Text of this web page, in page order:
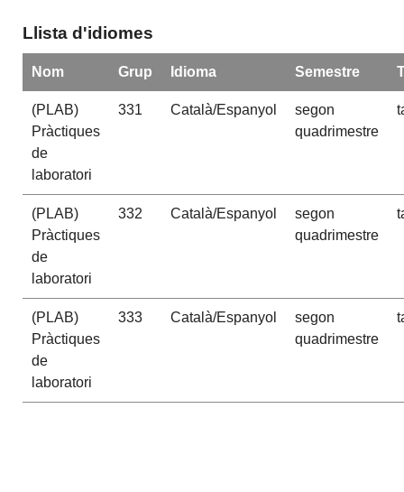
Llista d'idiomes
Nom Grup Idioma Semestre
(PLAB)
Pràctiques
de
laboratori
331 Català/Espanyol
segon
quadrimestre
(PLAB)
Pràctiques
de
laboratori
332 Català/Espanyol
segon
quadrimestre
(PLAB)
Pràctiques
de
laboratori
333 Català/Espanyol
segon
quadrimestre